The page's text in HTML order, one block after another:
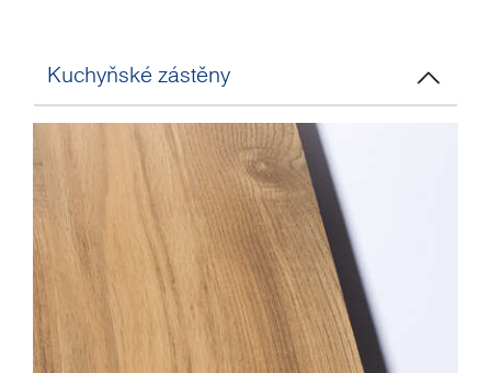
Kuchyňské zástěny